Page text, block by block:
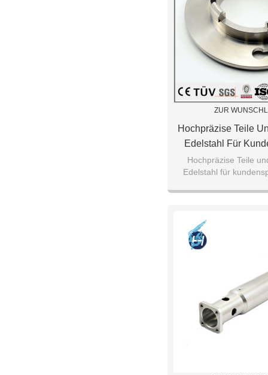
ZUR
Hochpräzise Teile
Edelstahl Für
CNC-
Hochpräzise Teile
Edelstahl für